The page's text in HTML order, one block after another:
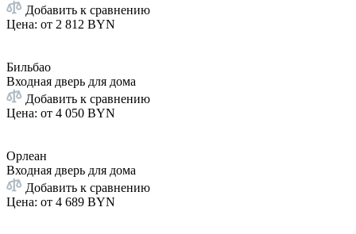
Добавить к сравнению
Цена: от 2 812 BYN
Бильбао
Входная дверь для дома
Добавить к сравнению
Цена: от 4 050 BYN
Орлеан
Входная дверь для дома
Добавить к сравнению
Цена: от 4 689 BYN